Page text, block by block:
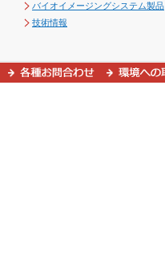
バイオイメージングシステム製品
技術情報